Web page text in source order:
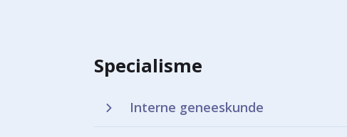
Specialisme
Interne geneeskunde